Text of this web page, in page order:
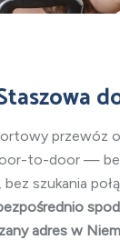
przewóz
to-door —
szukania
adres w